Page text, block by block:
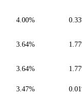
4.00%
3.64%
3.64%
3.47%